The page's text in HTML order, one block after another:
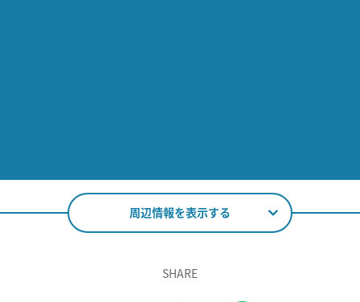
周辺情報を表示する
SHARE